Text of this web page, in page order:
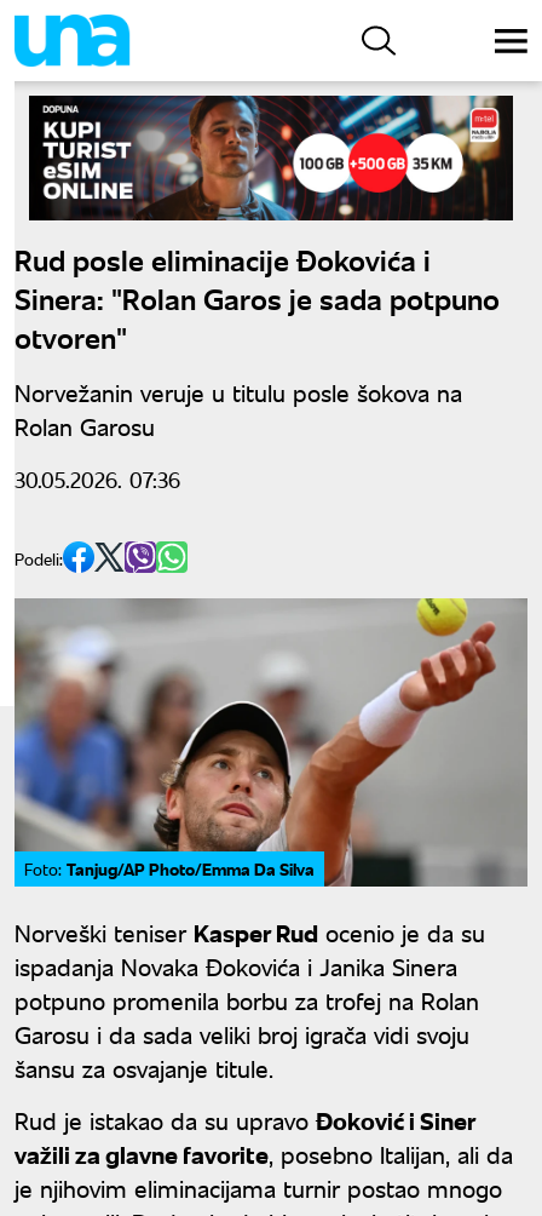
Rud posle eliminacije Đokovića i
Sinera: "Rolan Garos je sada potpuno
otvoren"
Norvežanin veruje u titulu posle šokova na
Rolan Garosu
30.05.2026. 07:36
Podeli:
Foto: Tanjug/AP Photo/Emma Da Silva
Norveški teniser Kasper Rud ocenio je da su
ispadanja Novaka Đokovića i Janika Sinera
potpuno promenila borbu za trofej na Rolan
Garosu i da sada veliki broj igrača vidi svoju
šansu za osvajanje titule.
Rud je istakao da su upravoĐoković i Siner
važili za glavne favorite, posebno Italijan, ali da
je njihovim eliminacijama turnir postao mnogo